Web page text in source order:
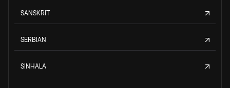
SANSKRIT
SERBIAN
SINHALA